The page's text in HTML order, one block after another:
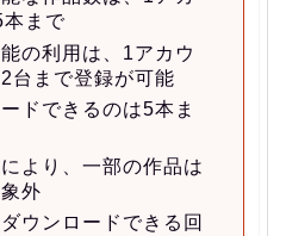
本まで
の利用は、1アカウ
台まで登録が可能
ドできるのは5本ま
より、一部の作品は
外
ウンロードできる回